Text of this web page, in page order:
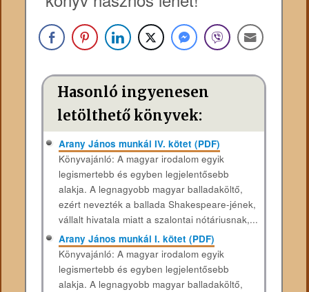
Hasonló ingyenesen
letölthető könyvek:
Arany János munkái IV. kötet (PDF)
Könyvajánló: A magyar irodalom egyik
legismertebb és egyben legjelentősebb
alakja. A legnagyobb magyar balladaköltő,
ezért nevezték a ballada Shakespeare-jének,
vállalt hivatala miatt a szalontai nótáriusnak,...
Arany János munkái I. kötet (PDF)
Könyvajánló: A magyar irodalom egyik
legismertebb és egyben legjelentősebb
alakja. A legnagyobb magyar balladaköltő,